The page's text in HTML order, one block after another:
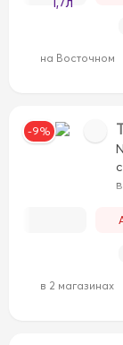
на Восточном
-9%
в 2 магазинах